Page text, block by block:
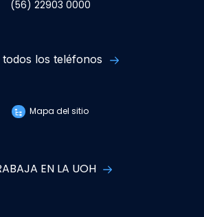
(56) 22903 0000
todos los teléfonos
Mapa del sitio
EN LA UOH